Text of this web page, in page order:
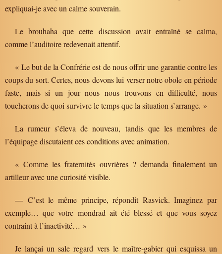
expliquai-je avec un calme souverain.
Le brouhaha que cette discussion avait entraîné se calma,
comme l’auditoire redevenait attentif.
« Le but de la Confrérie est de nous offrir une garantie contre les
coups du sort. Certes, nous devons lui verser notre obole en période
faste, mais si un jour nous nous trouvons en difficulté, nous
toucherons de quoi survivre le temps que la situation s’arrange. »
La rumeur s’éleva de nouveau, tandis que les membres de
l’équipage discutaient ces conditions avec animation.
« Comme les fraternités ouvrières ? demanda finalement un
artilleur avec une curiosité visible.
— C’est le même principe, répondit Rasvick. Imaginez par
exemple… que votre mondrad ait été blessé et que vous soyez
contraint à l’inactivité… »
Je lançai un sale regard vers le maître-gabier qui esquissa un